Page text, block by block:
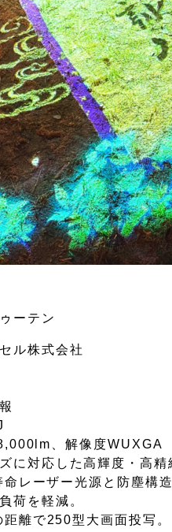
ーテン
ル株式会社
、解像度WUXGA
に対応した高輝度・高精
レーザー光源と防塵構
荷を軽減。
離で250型大画面投写。